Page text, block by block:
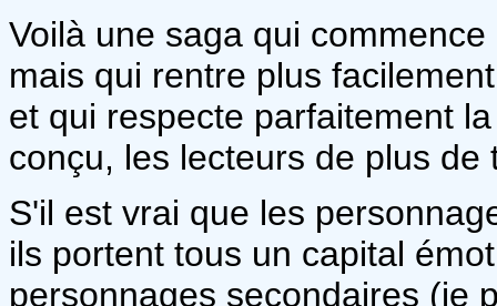
Voilà une saga qui
mais qui rentre plus
et qui respecte parfaitement
conçu, les lecteurs de plus de
S'il est vrai que les
ils portent tous un capital
personnages secondaires (je